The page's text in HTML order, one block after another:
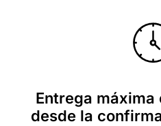
Entrega
desde la